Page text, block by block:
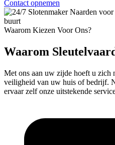
Contact opnemen
Waarom Kiezen Voor Ons?
Waarom
Met ons aan uw zijde hoeft u zich
veiligheid van uw huis of bedrijf.
ervaar zelf onze uitstekende